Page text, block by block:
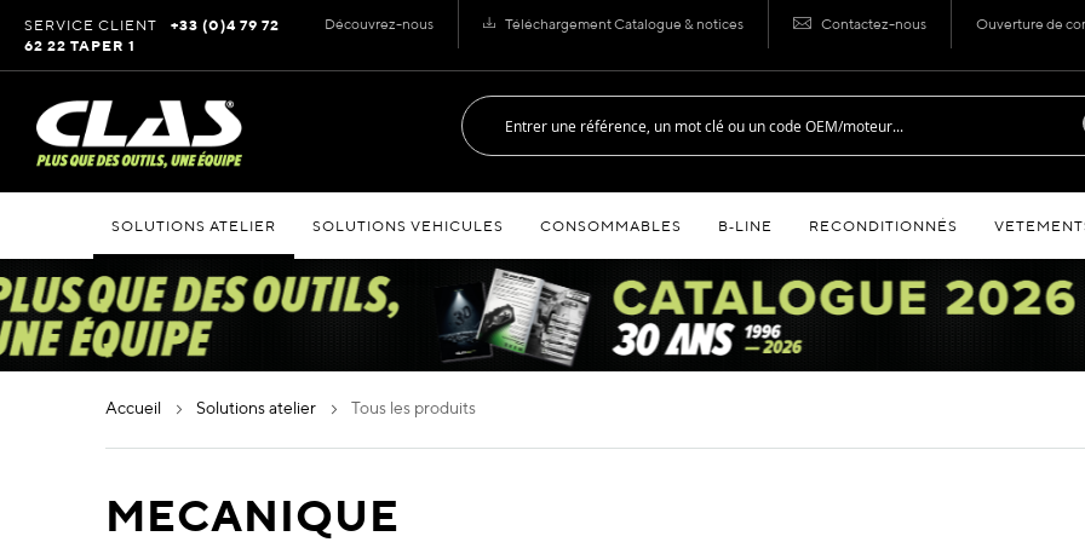
Découvrez-nous Téléchargement Catalogue & notices Contactez-nous Ouverture de
au
contenu
SERVICE CLIENT
+33 (0)4 79 72
62 22 TAPER 1
SOLUTIONS ATELIER SOLUTIONS VEHICULES CONSOMMABLES B‑LINE RECONDITIONNÉS
accueil solutions atelier tous les produits
MECANIQUE